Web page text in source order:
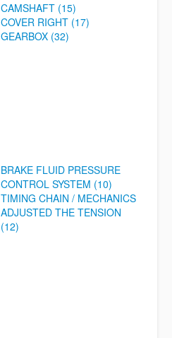
CAMSHAFT (15)
COVER RIGHT (17)
GEARBOX (32)
BRAKE FLUID PRESSURE
CONTROL SYSTEM (10)
TIMING CHAIN / MECHANICS
ADJUSTED THE TENSION
(12)